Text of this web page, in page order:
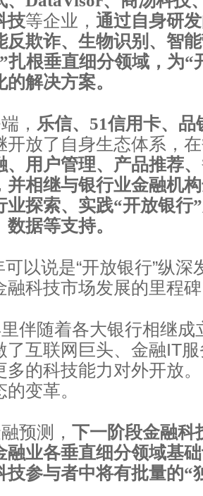
技等企业， 通过自身研
反欺诈、生物识别、智
扎根垂直细分领域，为“
解决方案。
， 乐信、51信用卡、
开放了自身生态体系，在
、用户管理、产品推荐
并相继与银行业金融机
业探索、实践“开放银行
据等支持。
可以说是“开放银行”纵深
融科技市场发展的里程
伴随着各大银行相继成
了互联网巨头、金融IT
多的科技能力对外开放
变革。
预测， 下一阶段金融科
融业各垂直细分领域基
技参与者中将有批量的“